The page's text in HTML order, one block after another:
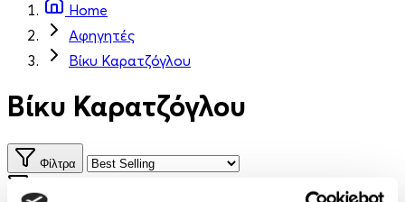
Home
Αφηγητές
Βίκυ Καρατζόγλου
Βίκυ Καρατζόγλου
Φίλτρα
Φίλτρα